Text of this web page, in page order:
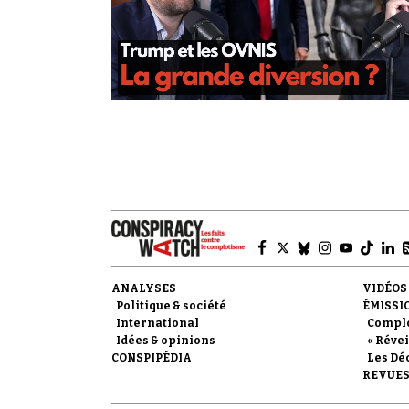
ANALYSES
Politique & société
International
Idées & opinions
CONSPIPÉDIA
VIDÉOS
«
Les